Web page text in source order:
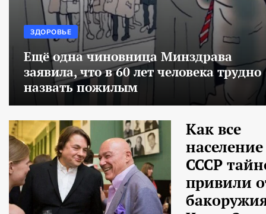
ЗДОРОВЬЕ
Ещё одна чиновница Минздрава
заявила, что в 60 лет человека трудно
назвать пожилым
Как все
население
СССР
привили